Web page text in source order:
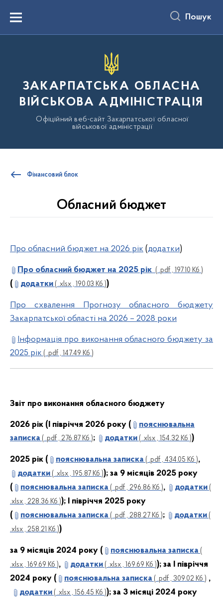
вмістуMenu Пошук
ЗАКАРПАТСЬКА ОБЛАСНА
ВІЙСЬКОВА АДМІНІСТРАЦІЯ
Офіційний веб-сайт Закарпатської обласної
військової адміністрації
Фінансовий блок
Обласний бюджет
Про обласний бюджет на 2026 рік (додатки)
Про обласний бюджет на 2025 рік ( .pdf , 197.10 Кб )
( додатки ( .xlsx , 190.03 Кб ))
Про схвалення Прогнозу обласного бюджету
Закарпатської області на 2026 – 2028 роки
Інформація про виконання обласного бюджету за
2025 рік ( .pdf , 147.49 Кб )
Звіт про виконання обласного бюджету
2026 рік (І півріччя 2026 року (
пояснювальна
записка ( .pdf , 276.87 Кб ); додатки ( .xlsx , 154.32 Кб ))
2025 рік ( пояснювальна записка ( .pdf , 434.05 Кб ),
додатки ( .xlsx , 195.87 Кб )); за 9 місяців 2025 року
(
пояснювальна записка ( .pdf , 296.86 Кб ), додатки (
.xlsx , 228.36 Кб )); І півріччя 2025 року
(
пояснювальна записка ( .pdf , 288.27 Кб ); додатки (
.xlsx , 258.21 Кб ))
за 9 місяців 2024 року ( пояснювальна записка (
.xlsx , 169.69 Кб ), додатки ( .xlsx , 169.69 Кб )); за І півріччя
2024 року (
пояснювальна записка ( .pdf , 309.02 Кб ) ,
додатки ( .xlsx , 156.45 Кб )); за 3 місяці 2024 року